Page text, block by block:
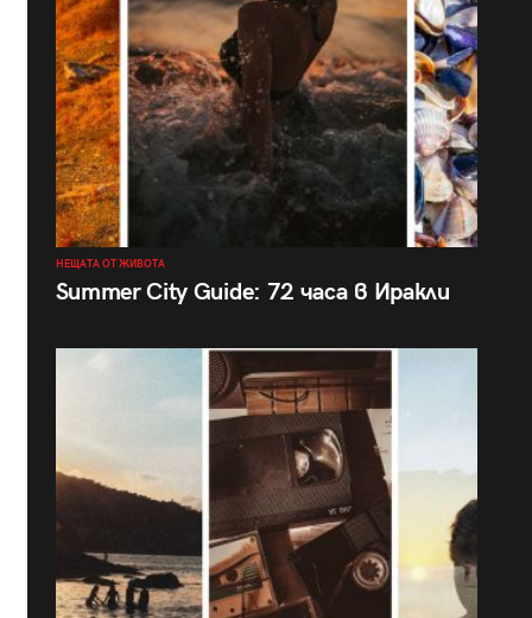
НЕЩАТА ОТ ЖИВОТА
Summer City Guide: 72 часа в Иракли